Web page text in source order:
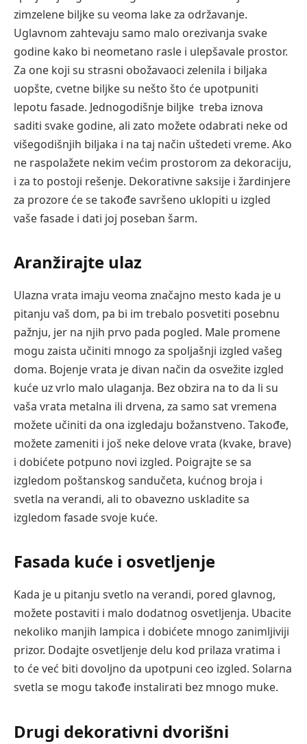
zimzelene biljke su veoma lake za održavanje.
Uglavnom zahtevaju samo malo orezivanja svake
godine kako bi neometano rasle i ulepšavale prostor.
Za one koji su strasni obožavaoci zelenila i biljaka
uopšte, cvetne biljke su nešto što će upotpuniti
lepotu fasade. Jednogodišnje biljke treba iznova
saditi svake godine, ali zato možete odabrati neke od
višegodišnjih biljaka i na taj način uštedeti vreme. Ako
ne raspolažete nekim većim prostorom za dekoraciju,
i za to postoji rešenje. Dekorativne saksije i žardinjere
za prozore će se takođe savršeno uklopiti u izgled
vaše fasade i dati joj poseban šarm.
Aranžirajte ulaz
Ulazna vrata imaju veoma značajno mesto kada je u
pitanju vaš dom, pa bi im trebalo posvetiti posebnu
pažnju, jer na njih prvo pada pogled. Male promene
mogu zaista učiniti mnogo za spoljašnji izgled vašeg
doma. Bojenje vrata je divan način da osvežite izgled
kuće uz vrlo malo ulaganja. Bez obzira na to da li su
vaša vrata metalna ili drvena, za samo sat vremena
možete učiniti da ona izgledaju božanstveno. Takođe,
možete zameniti i još neke delove vrata (kvake, brave)
i dobićete potpuno novi izgled. Poigrajte se sa
izgledom poštanskog sandučeta, kućnog broja i
svetla na verandi, ali to obavezno uskladite sa
izgledom fasade svoje kuće.
Fasada kuće i osvetljenje
Kada je u pitanju svetlo na verandi, pored glavnog,
možete postaviti i malo dodatnog osvetljenja. Ubacite
nekoliko manjih lampica i dobićete mnogo zanimljiviji
prizor. Dodajte osvetljenje delu kod prilaza vratima i
to će već biti dovoljno da upotpuni ceo izgled. Solarna
svetla se mogu takođe instalirati bez mnogo muke.
Drugi dekorativni dvorišni